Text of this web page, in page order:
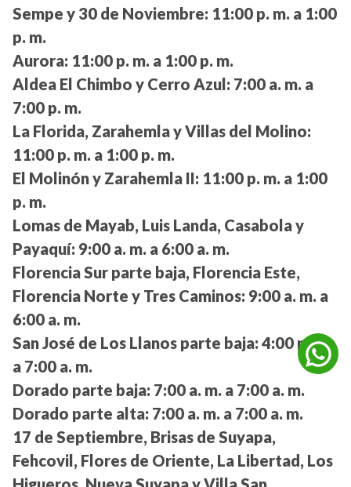
Sempe y 30 de Noviembre: 11:00 p. m. a 1:00
p. m.
Aurora: 11:00 p. m. a 1:00 p. m.
Aldea El Chimbo y Cerro Azul: 7:00 a. m. a
7:00 p. m.
La Florida, Zarahemla y Villas del Molino:
11:00 p. m. a 1:00 p. m.
El Molinón y Zarahemla II: 11:00 p. m. a 1:00
p. m.
Lomas de Mayab, Luis Landa, Casabola y
Payaquí: 9:00 a. m. a 6:00 a. m.
Florencia Sur parte baja, Florencia Este,
Florencia Norte y Tres Caminos: 9:00 a. m. a
6:00 a. m.
San José de Los Llanos parte baja: 4:00 p. m.
a 7:00 a. m.
Dorado parte baja: 7:00 a. m. a 7:00 a. m.
Dorado parte alta: 7:00 a. m. a 7:00 a. m.
17 de Septiembre, Brisas de Suyapa,
Fehcovil, Flores de Oriente, La Libertad, Los